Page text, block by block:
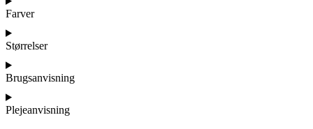
Farver
Størrelser
Brugsanvisning
Plejeanvisning